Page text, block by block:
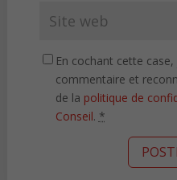
En cochant cette
commentaire et
de la politique de
Conseil. *